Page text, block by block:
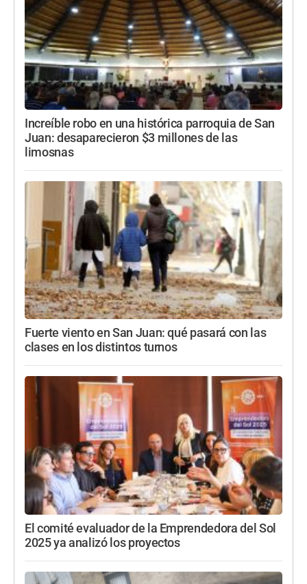
Increíble robo en una histórica parroquia de San
Juan: desaparecieron $3 millones de las
limosnas
Fuerte viento en San Juan: qué pasará con las
clases en los distintos turnos
El comité evaluador de la Emprendedora del Sol
2025 ya analizó los proyectos